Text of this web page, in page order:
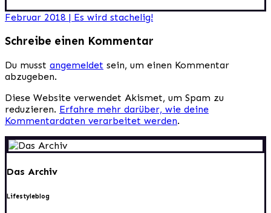
Beitragsnavigation
Februar 2018 | Es wird stachelig!
Schreibe einen Kommentar
Du musst angemeldet sein, um einen Kommentar
abzugeben.
Diese Website verwendet Akismet, um Spam zu
reduzieren. Erfahre mehr darüber, wie deine
Kommentardaten verarbeitet werden.
Das Archiv
Lifestyleblog